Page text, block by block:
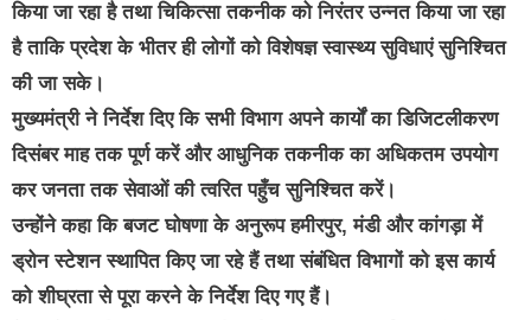
किया जा रहा है तथा चिकित्सा तकनीक को निरंतर उन्नत किया जा रहा
है ताकि प्रदेश के भीतर ही लोगों को विशेषज्ञ स्वास्थ्य सुविधाएं सुनिश्चित
की जा सके।
मुख्यमंत्री ने निर्देश दिए कि सभी विभाग अपने कार्यों का डिजिटलीकरण
दिसंबर माह तक पूर्ण करें और आधुनिक तकनीक का अधिकतम उपयोग
कर जनता तक सेवाओं की त्वरित पहुँच सुनिश्चित करें।
उन्होंने कहा कि बजट घोषणा के अनुरूप हमीरपुर, मंडी और कांगड़ा में
ड्रोन स्टेशन स्थापित किए जा रहे हैं तथा संबंधित विभागों को इस कार्य
को शीघ्रता से पूरा करने के निर्देश दिए गए हैं।